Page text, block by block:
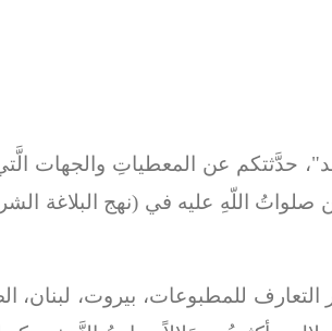
حدَّثتكم عن المعطياتِ والجهات الَّتي
صلواتُ اللّهِ عليه في (نهج البلاغة
للمطبوعات، بيروت، لبنان،